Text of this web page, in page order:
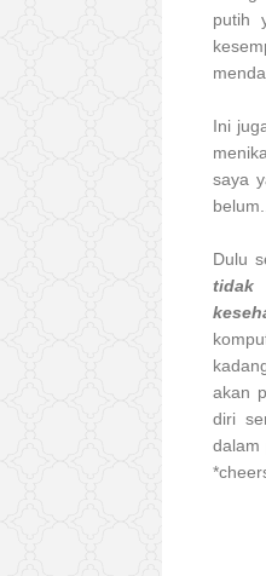
putih
Ini
saya
Dulu
akan
diri
dalam